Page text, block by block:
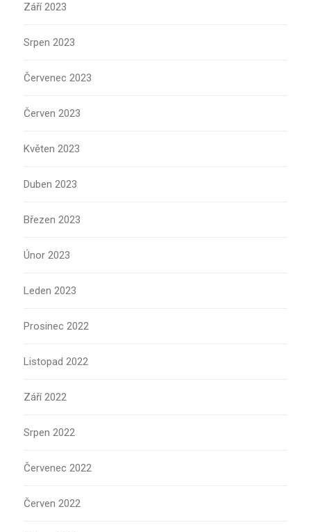
Září 2023
Srpen 2023
Červenec 2023
Červen 2023
Květen 2023
Duben 2023
Březen 2023
Únor 2023
Leden 2023
Prosinec 2022
Listopad 2022
Září 2022
Srpen 2022
Červenec 2022
Červen 2022